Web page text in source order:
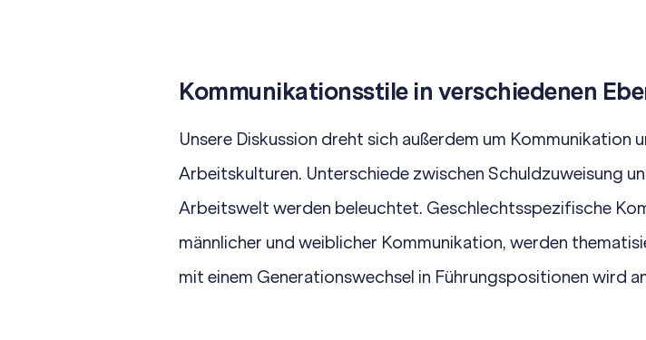
Kommunikationsstile in verschiedenen
Unsere Diskussion dreht sich außerdem um Kommunikation
Arbeitskulturen. Unterschiede zwischen Schuldzuweisung
Arbeitswelt werden beleuchtet. Geschlechtsspezifische
männlicher und weiblicher Kommunikation, werden
mit einem Generationswechsel in Führungspositionen wird